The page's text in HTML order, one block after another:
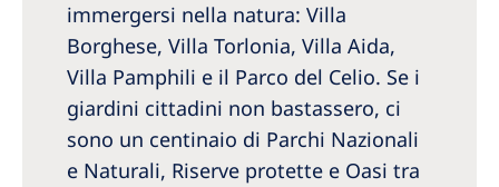
immergersi nella natura: Villa
Borghese, Villa Torlonia, Villa Aida,
Villa Pamphili e il Parco del Celio. Se i
giardini cittadini non bastassero, ci
sono un centinaio di Parchi Nazionali
e Naturali, Riserve protette e Oasi tra